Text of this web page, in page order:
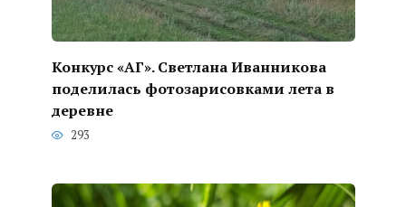
Конкурс «АГ». Светлана Иванникова
поделилась фотозарисовками лета в
деревне
293